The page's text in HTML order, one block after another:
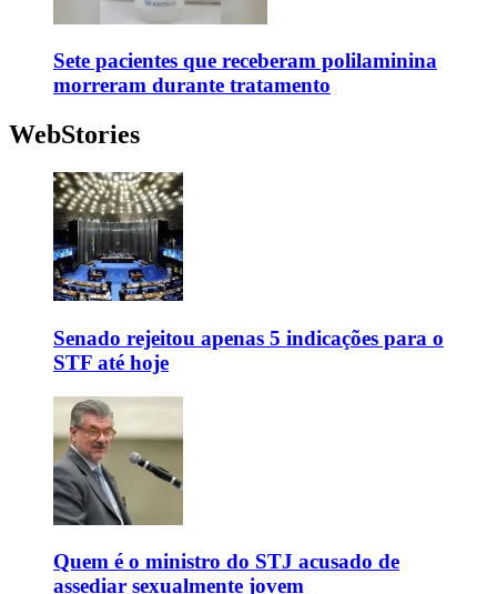
Sete pacientes que receberam polilaminina
morreram durante tratamento
WebStories
Senado rejeitou apenas 5 indicações para o
STF até hoje
Quem é o ministro do STJ acusado de
assediar sexualmente jovem